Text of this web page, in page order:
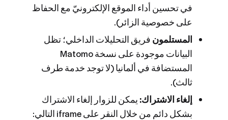
في تحسين أداء الموقع الإلكترونيّ مع الحفاظ
على خصوصية الزائر).
المستلمون فريق التحليلات الداخلي؛ تظل
البيانات موجودة على نسخة Matomo
المستضافة في ألمانيا (لا توجد خدمة طرف
ثالث).
إلغاء الاشتراك: يمكن للزوار إلغاء الاشتراك
بشكل دائم من خلال النقر على iframe التالي: